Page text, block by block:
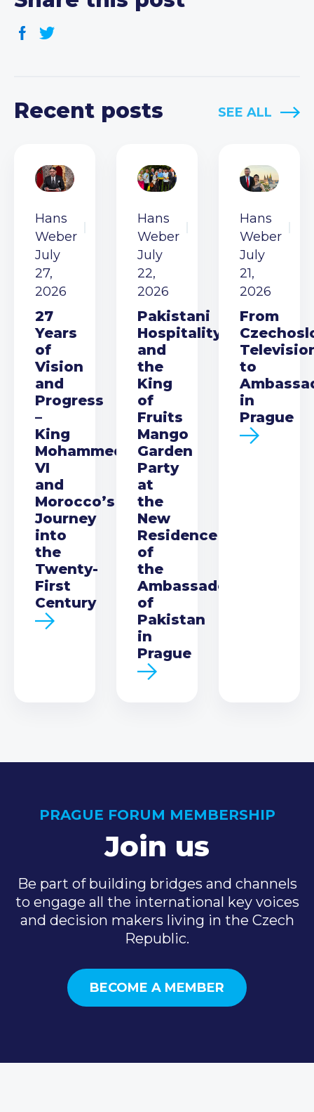
Recent posts SEE ALL
Hans
Weber
July
27,
2026
27
Years
of
Vision
and
Progress
–
King
Mohammed
VI
and
Morocco’s
Journey
into
the
Twenty-
First
Century
Hans
Weber
July
22,
2026
Pakistani
Hospitality
and
the
King
of
Fruits
Mango
Garden
Party
at
the
New
Residence
of
the
Ambassador
of
Pakistan
in
Prague
Hans
Weber
July
21,
2026
From
to
in
Prague
PRAGUE FORUM MEMBERSHIP
Join us
Be part of building bridges and channels
to engage all the international key voices
and decision makers living in the Czech
Republic.
BECOME A MEMBER